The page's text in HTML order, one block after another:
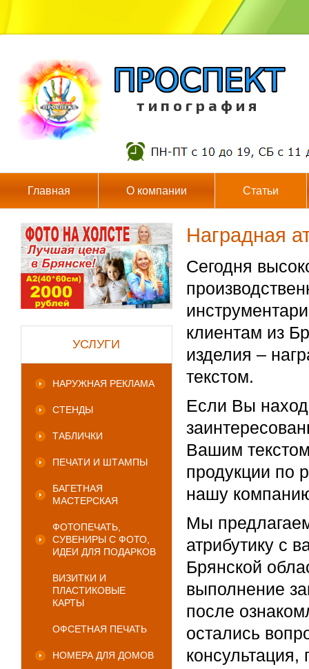
т и п о г р а ф и я
Главная О компании Статьи
УСЛУГИ
НАРУЖНАЯ РЕКЛАМА
СТЕНДЫ
ТАБЛИЧКИ
ПЕЧАТИ И ШТАМПЫ
БАГЕТНАЯ
МАСТЕРСКАЯ
ФОТОПЕЧАТЬ,
СУВЕНИРЫ С ФОТО,
ИДЕИ ДЛЯ ПОДАРКОВ
ВИЗИТКИ И
ПЛАСТИКОВЫЕ
КАРТЫ
ОФСЕТНАЯ ПЕЧАТЬ
НОМЕРА ДЛЯ ДОМОВ
Наградная
Сегодня
клиентам из
изделия –
текстом.
Если Вы
Вашим
продукции по
нашу
Мы
атрибутику с
Брянской
выполнение
после
остались